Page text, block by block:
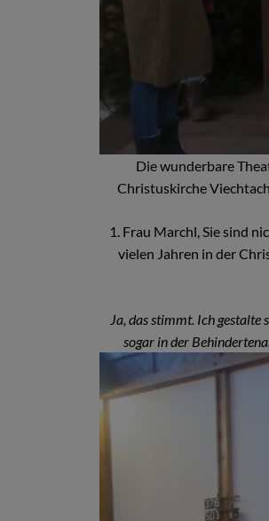
Die wunderbare
Christuskirche
1. Frau Marchl, Sie sind
vielen Jahren in der
Ja, das stimmt. Ich
sogar in der